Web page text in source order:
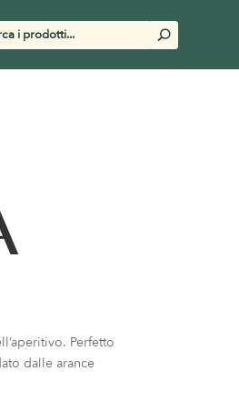
U
Perfetto
dalle arance